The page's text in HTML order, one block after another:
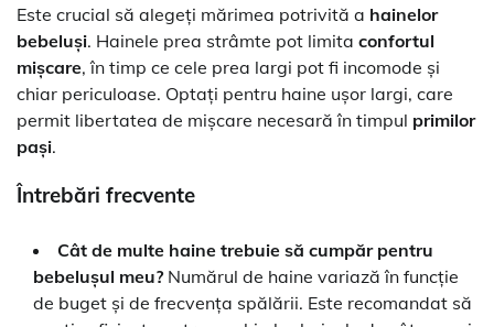
Este crucial să alegeți mărimea potrivită a hainelor
bebeluși. Hainele prea strâmte pot limita confortul
mișcare, în timp ce cele prea largi pot fi incomode și
chiar periculoase. Optați pentru haine ușor largi, care
permit libertatea de mișcare necesară în timpul primilor
pași.
Întrebări frecvente
Cât de multe haine trebuie să cumpăr pentru
bebelușul meu?Numărul de haine variază în funcție
de buget și de frecvența spălării. Este recomandat să